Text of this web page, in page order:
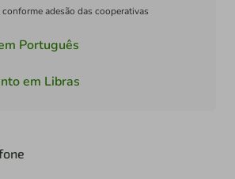
adesão das cooperativas
Português
em Libras